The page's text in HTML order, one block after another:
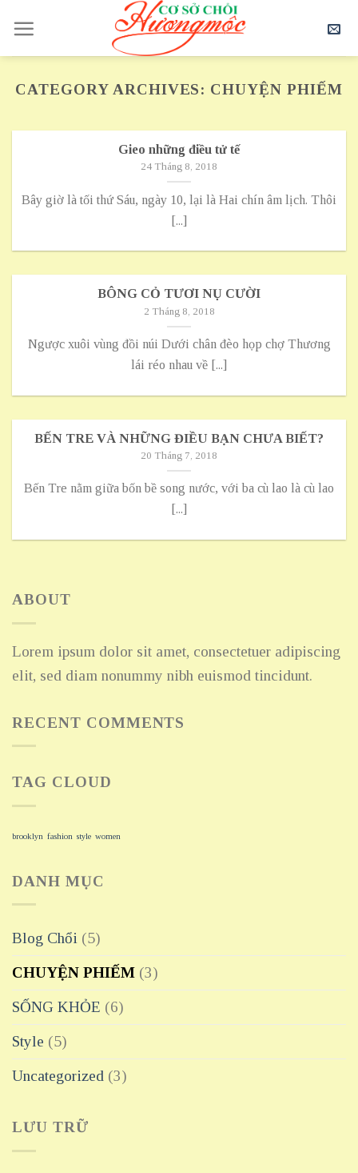
content
CATEGORY ARCHIVES: CHUYỆN PHIẾM
Gieo những điều tử tế
24 Tháng 8, 2018
Bây giờ là tối thứ Sáu, ngày 10, lại là Hai chín âm lịch. Thôi
[...]
BÔNG CỎ TƯƠI NỤ CƯỜI
2 Tháng 8, 2018
Ngược xuôi vùng đồi núi Dưới chân đèo họp chợ Thương
lái réo nhau về [...]
BẾN TRE VÀ NHỮNG ĐIỀU BẠN CHƯA BIẾT?
20 Tháng 7, 2018
Bến Tre nằm giữa bốn bề song nước, với ba cù lao là cù lao
[...]
ABOUT
Lorem ipsum dolor sit amet, consectetuer adipiscing
elit, sed diam nonummy nibh euismod tincidunt.
RECENT COMMENTS
TAG CLOUD
brooklyn fashion style women
DANH MỤC
Blog Chổi (5)
CHUYỆN PHIẾM (3)
SỐNG KHỎE (6)
Style (5)
Uncategorized (3)
LƯU TRỮ